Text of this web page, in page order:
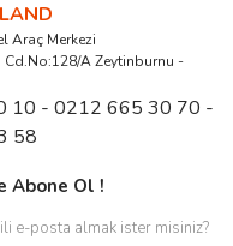
Araç Merkezi
Cd.No:128/A Zeytinburnu -
10 - 0212 665 30 70 -
58
Abone Ol !
e-posta almak ister misiniz?